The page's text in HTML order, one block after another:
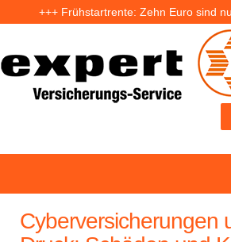
+++ Frühstartrente: Zehn Euro sind
Cyberversicherungen